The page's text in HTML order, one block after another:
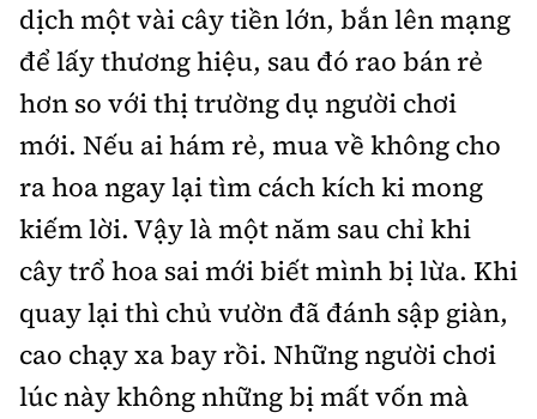
dịch một vài cây tiền lớn, bắn lên mạng
để lấy thương hiệu, sau đó rao bán rẻ
hơn so với thị trường dụ người chơi
mới. Nếu ai hám rẻ, mua về không cho
ra hoa ngay lại tìm cách kích ki mong
kiếm lời. Vậy là một năm sau chỉ khi
cây trổ hoa sai mới biết mình bị lừa. Khi
quay lại thì chủ vườn đã đánh sập giàn,
cao chạy xa bay rồi. Những người chơi
lúc này không những bị mất vốn mà